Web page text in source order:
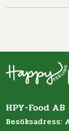
HPY-Food AB
Besöksadress: